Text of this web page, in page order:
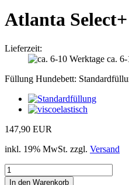
Atlanta
Lieferzeit:
ca.
Füllung Hundebett:
147,90 EUR
inkl. 19% MwSt. zzgl. Versand